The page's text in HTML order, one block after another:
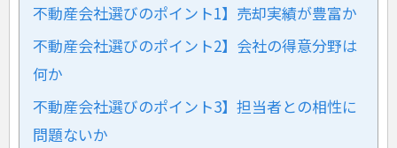
不動産会社選びのポイント1】売却実績が豊富か
不動産会社選びのポイント2】会社の得意分野は
何か
不動産会社選びのポイント3】担当者との相性に
問題ないか